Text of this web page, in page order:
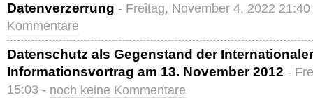
Datenverzerrung - Freitag, November 4, 2022
Kommentare
Datenschutz als Gegenstand der
Informationsvortrag am 13. November 2012 -
15:03 - noch keine Kommentare